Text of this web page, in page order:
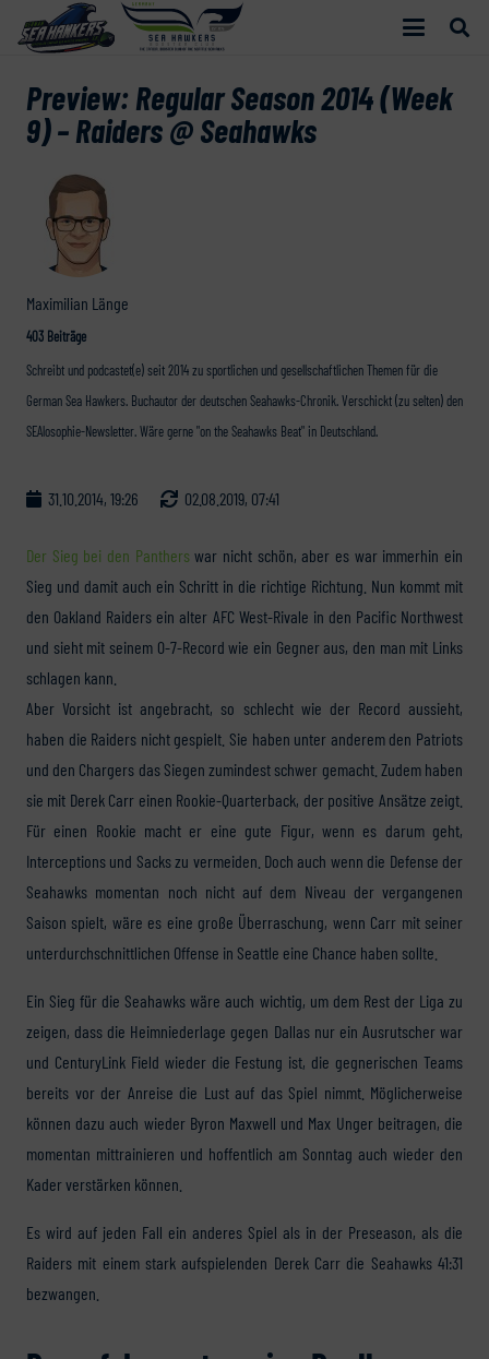
Maximilian Länge
403 Beiträge
Schreibt und podcastet(e) seit 2014 zu sportlichen und gesellschaftlichen Themen für die
German Sea Hawkers. Buchautor der deutschen Seahawks-Chronik. Verschickt (zu selten) den
SEAlosophie-Newsletter. Wäre gerne "on the Seahawks Beat" in Deutschland.
Preview: Regular Season 2014 (Week
9) – Raiders @ Seahawks
31.10.2014, 19:26 02.08.2019, 07:41
Der Sieg bei den Pantherswar nicht schön, aber es war immerhin ein
Sieg und damit auch ein Schritt in die richtige Richtung. Nun kommt mit
den Oakland Raiders ein alter AFC West-Rivale in den Pacific Northwest
und sieht mit seinem 0-7-Record wie ein Gegner aus, den man mit Links
schlagen kann.
Aber Vorsicht ist angebracht, so schlecht wie der Record aussieht,
haben die Raiders nicht gespielt. Sie haben unter anderem den Patriots
und den Chargers das Siegen zumindest schwer gemacht. Zudem haben
sie mit Derek Carr einen Rookie-Quarterback, der positive Ansätze zeigt.
Für einen Rookie macht er eine gute Figur, wenn es darum geht,
Interceptions und Sacks zu vermeiden. Doch auch wenn die Defense der
Seahawks momentan noch nicht auf dem Niveau der vergangenen
Saison spielt, wäre es eine große Überraschung, wenn Carr mit seiner
unterdurchschnittlichen Offense in Seattle eine Chance haben sollte.
Ein Sieg für die Seahawks wäre auch wichtig, um dem Rest der Liga zu
zeigen, dass die Heimniederlage gegen Dallas nur ein Ausrutscher war
und CenturyLink Field wieder die Festung ist, die gegnerischen Teams
bereits vor der Anreise die Lust auf das Spiel nimmt. Möglicherweise
können dazu auch wieder Byron Maxwell und Max Unger beitragen, die
momentan mittrainieren und hoffentlich am Sonntag auch wieder den
Kader verstärken können.
Es wird auf jeden Fall ein anderes Spiel als in der Preseason, als die
Raiders mit einem stark aufspielenden Derek Carr die Seahawks 41:31
bezwangen.